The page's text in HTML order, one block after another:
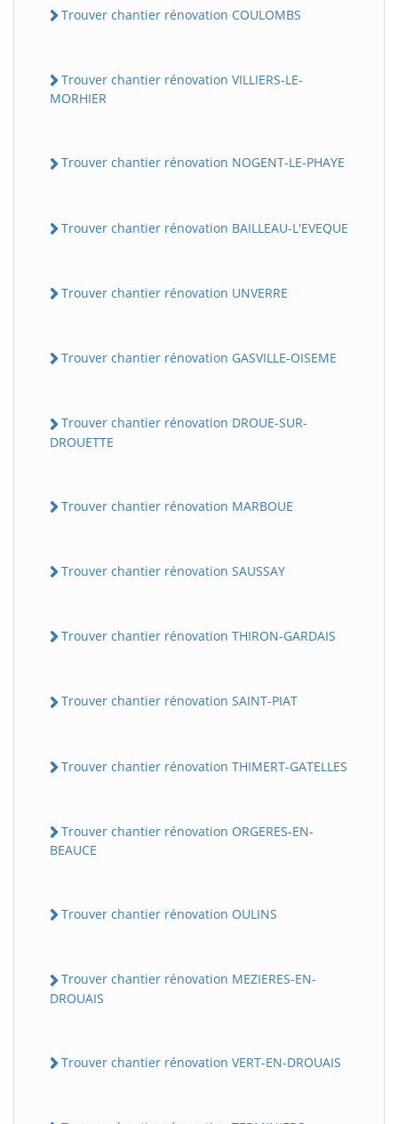
Trouver chantier rénovation COULOMBS
Trouver chantier rénovation VILLIERS-LE-
MORHIER
Trouver chantier rénovation NOGENT-LE-PHAYE
Trouver chantier rénovation BAILLEAU-L'EVEQUE
Trouver chantier rénovation UNVERRE
Trouver chantier rénovation GASVILLE-OISEME
Trouver chantier rénovation DROUE-SUR-
DROUETTE
Trouver chantier rénovation MARBOUE
Trouver chantier rénovation SAUSSAY
Trouver chantier rénovation THIRON-GARDAIS
Trouver chantier rénovation SAINT-PIAT
Trouver chantier rénovation THIMERT-GATELLES
Trouver chantier rénovation ORGERES-EN-
BEAUCE
Trouver chantier rénovation OULINS
Trouver chantier rénovation MEZIERES-EN-
DROUAIS
Trouver chantier rénovation VERT-EN-DROUAIS